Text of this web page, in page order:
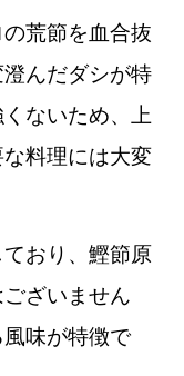
荒節を血合抜
んだダシが特
ないため、上
料理には大変
おり、鰹節原
ざいません
味が特徴で